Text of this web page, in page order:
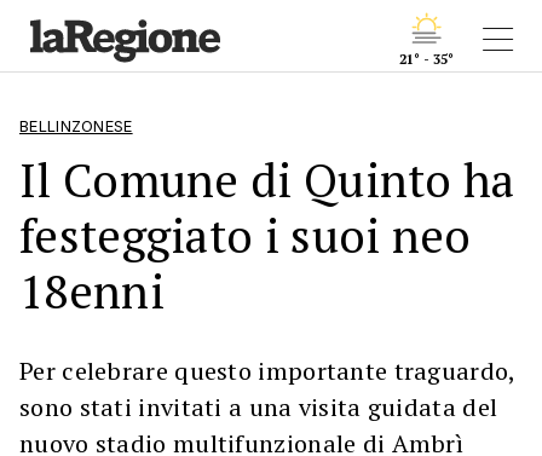
21° - 35°
BELLINZONESE
Il Comune di Quinto ha
festeggiato i suoi neo
18enni
Per celebrare questo importante traguardo,
sono stati invitati a una visita guidata del
nuovo stadio multifunzionale di Ambrì